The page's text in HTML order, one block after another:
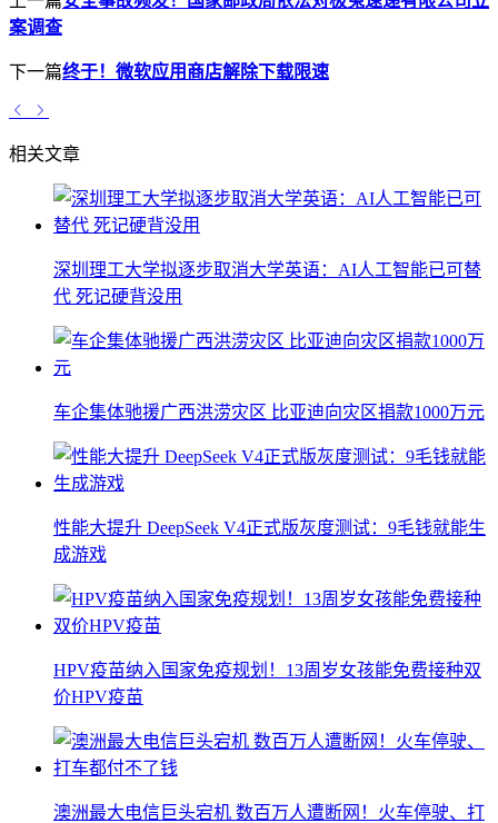
案调查
下一篇终于！微软应用商店解除下载限速
相关文章
深圳理工大学拟逐步取消大学英语：AI人工智能已可替
代 死记硬背没用
车企集体驰援广西洪涝灾区 比亚迪向灾区捐款1000万元
性能大提升 DeepSeek V4正式版灰度测试：9毛钱就能生
成游戏
HPV疫苗纳入国家免疫规划！13周岁女孩能免费接种双
价HPV疫苗
澳洲最大电信巨头宕机 数百万人遭断网！火车停驶、打